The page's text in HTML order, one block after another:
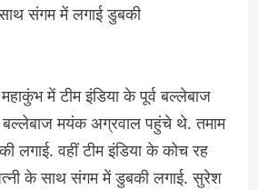
में टीम इंडिया के पूर्व बल्लेबाज
मयंक अग्रवाल पहुंचे थे. तमाम
लगाई. वहीं टीम इंडिया के कोच रह
के साथ संगम में डुबकी लगाई. सुरेश